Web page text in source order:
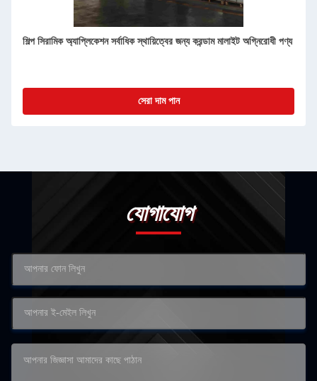
ছোট ব্যাচ কাস্টমাইজড আকার, নির্বিচারে শৈলী, কোরান্ডাম মুলাইট ইট, অবাধ্য কাস্টেবল
সেরা দাম পান
যোগাযোগ